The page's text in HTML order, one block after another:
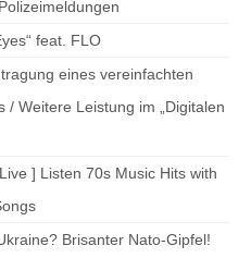
feat. FLO
eines vereinfachten
/ Weitere Leistung im „Digitalen
] Listen 70s Music Hits with
Brisanter Nato-Gipfel!